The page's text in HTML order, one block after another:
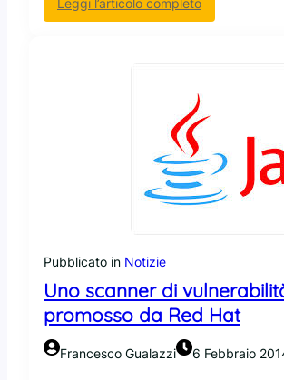
a
n
z
d
i
m
a
v
i
v
p
a
g
i
ù
Leggi l’articolo completo
G
l
e
o
l
e
r
a
r
e
Pubblicato in Notizie
Uno scanner di
promosso da Red Hat
Francesco Gualazzi 6 Febbraio